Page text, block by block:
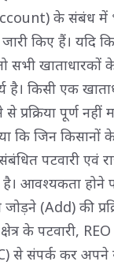
के संबंध में
जारी किए हैं। यदि
सभी खाताधारकों
है। किसी एक
प्रक्रिया पूर्ण नहीं
कि जिन
पटवारी एवं
आवश्यकता होने
(Add) की
के पटवारी,
से संपर्क कर